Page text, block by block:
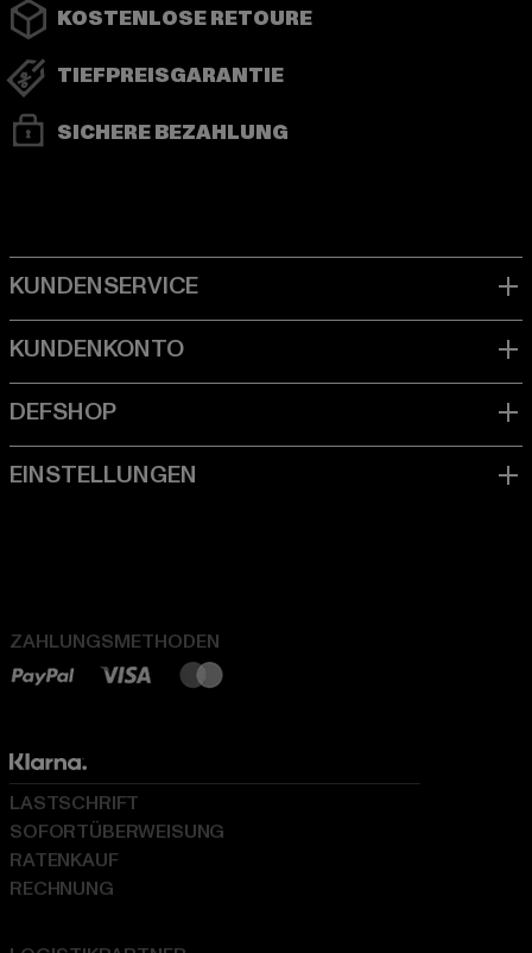
KOSTENLOSE RETOURE
TIEFPREISGARANTIE
SICHERE BEZAHLUNG
ZAHLUNGSMETHODEN
LASTSCHRIFT
SOFORTÜBERWEISUNG
RATENKAUF
RECHNUNG